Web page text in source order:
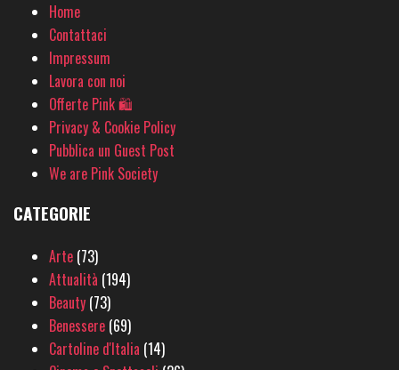
Home
Contattaci
Impressum
Lavora con noi
Offerte Pink 🛍
Privacy & Cookie Policy
Pubblica un Guest Post
We are Pink Society
CATEGORIE
Arte (73)
Attualità (194)
Beauty (73)
Benessere (69)
Cartoline d'Italia (14)